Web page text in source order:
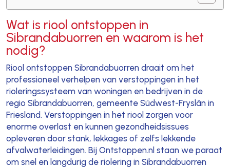
Wat is riool ontstoppen in
Sibrandabuorren en waarom is het
nodig?
Riool ontstoppen Sibrandabuorren draait om het
professioneel verhelpen van verstoppingen in het
rioleringssysteem van woningen en bedrijven in de
regio Sibrandabuorren, gemeente Súdwest-Fryslân in
Friesland. Verstoppingen in het riool zorgen voor
enorme overlast en kunnen gezondheidsissues
opleveren door stank, lekkages of zelfs lekkende
afvalwaterleidingen. Bij Ontstoppen.nl staan we paraat
om snel en langdurig de riolering in Sibrandabuorren